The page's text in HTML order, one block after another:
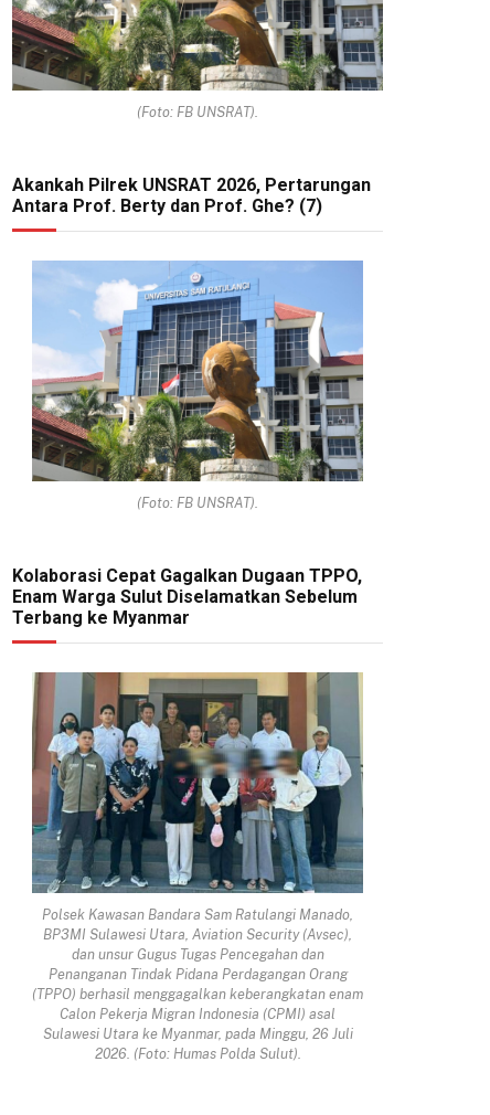
(Foto: FB UNSRAT).
Akankah Pilrek UNSRAT 2026, Pertarungan
Antara Prof. Berty dan Prof. Ghe? (7)
(Foto: FB UNSRAT).
Kolaborasi Cepat Gagalkan Dugaan TPPO,
Enam Warga Sulut Diselamatkan Sebelum
Terbang ke Myanmar
Polsek Kawasan Bandara Sam Ratulangi Manado,
BP3MI Sulawesi Utara, Aviation Security (Avsec),
dan unsur Gugus Tugas Pencegahan dan
Penanganan Tindak Pidana Perdagangan Orang
(TPPO) berhasil menggagalkan keberangkatan enam
Calon Pekerja Migran Indonesia (CPMI) asal
Sulawesi Utara ke Myanmar, pada Minggu, 26 Juli
2026. (Foto: Humas Polda Sulut).